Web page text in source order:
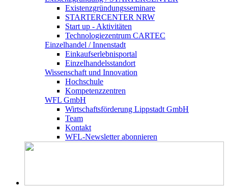
Existenzgründungsseminare
STARTERCENTER NRW
Start up - Aktivitäten
Technologiezentrum CARTEC
Einzelhandel / Innenstadt
Einkaufserlebnisportal
Einzelhandelsstandort
Wissenschaft und Innovation
Hochschule
Kompetenzzentren
WFL GmbH
Wirtschaftsförderung Lippstadt GmbH
Team
Kontakt
WFL-Newsletter abonnieren